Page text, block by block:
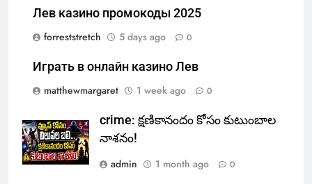
Лев казино промокоды 2025
forreststretch
5 days ago 0
Играть в онлайн казино Лев
matthewmargaret
1 week ago 0
crime: క్షణికానందం కోసం కుటుంబాల
నాశనం!
admin
1 month ago 0